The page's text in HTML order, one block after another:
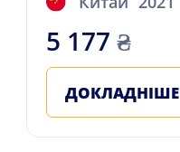
5 177 ₴
ДОКЛАДНІШЕ